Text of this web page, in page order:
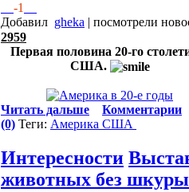
-1
Добавил gheka | посмотрели
2959
Первая половина 20-го
США.
Читать дальше
Комментарии
(0) Теги: Америка США
Интересности
животных без шкуры